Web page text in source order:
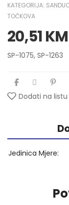
KATEGORIJA:
TOČKOVA
20,51KM
SP-1075, SP-1263
Dodati na listu
Jedinica Mjere